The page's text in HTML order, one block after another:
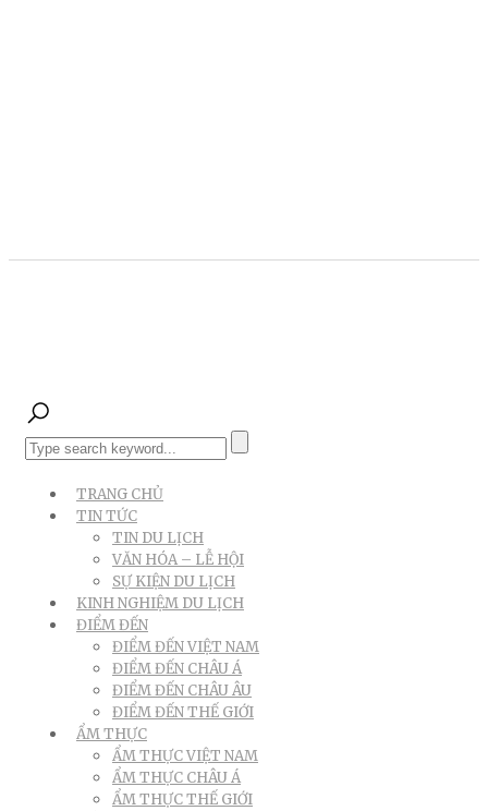
TRANG CHỦ
TIN TỨC
TIN DU LỊCH
VĂN HÓA – LỄ HỘI
SỰ KIỆN DU LỊCH
KINH NGHIỆM DU LỊCH
ĐIỂM ĐẾN
ĐIỂM ĐẾN VIỆT NAM
ĐIỂM ĐẾN CHÂU Á
ĐIỂM ĐẾN CHÂU ÂU
ĐIỂM ĐẾN THẾ GIỚI
ẨM THỰC
ẨM THỰC VIỆT NAM
ẨM THỰC CHÂU Á
ẨM THỰC THẾ GIỚI